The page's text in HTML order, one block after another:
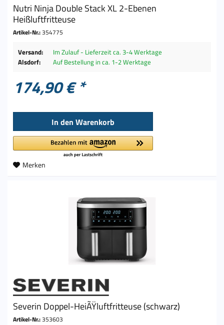
Nutri Ninja Double Stack XL 2-Ebenen
Heißluftfritteuse
Artikel-Nr.:354775
Versand:
Im Zulauf - Lieferzeit ca. 3-4 Werktage
Alsdorf:
Auf Bestellung in ca. 1-2 Werktage
174,90 € *
In den Warenkorb
Merken
Severin Doppel-HeiÃŸluftfritteuse (schwarz)
Artikel-Nr.:353603